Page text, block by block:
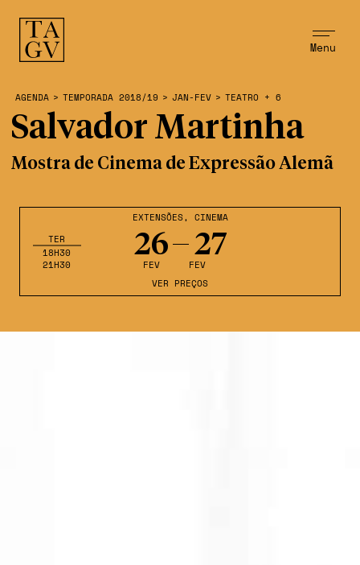
Menu
EXTENSÕES, CINEMA
26
FEV
27
FEV
TER
18H30
21H30
VER PREÇOS
AGENDA > TEMPORADA 2018/19 > JAN-FEV > TEATRO + 6
Salvador Martinha
Mostra de Cinema de Expressão Alemã